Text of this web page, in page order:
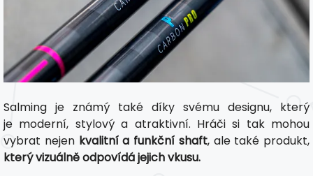
Salming je známý také díky svému designu, který
je moderní, stylový a atraktivní. Hráči si tak mohou
vybrat nejen kvalitní a funkční shaft, ale také produkt,
který vizuálně odpovídá jejich vkusu.